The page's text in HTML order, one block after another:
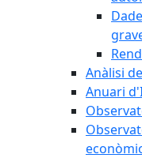
Anàlisi
Anuari